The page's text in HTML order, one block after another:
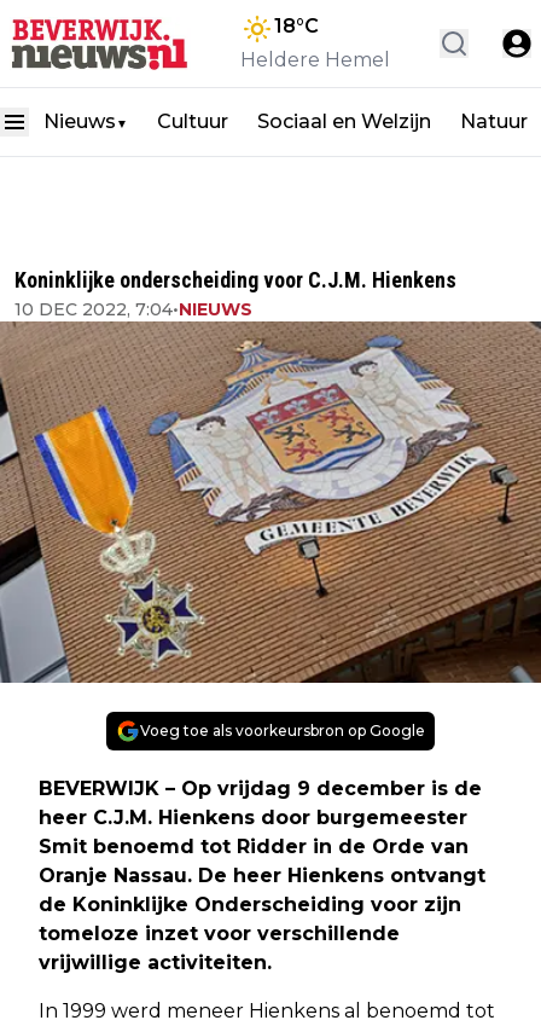
18°C
Heldere Hemel
Nieuws ▼ Cultuur Sociaal en Welzijn Natuur
Koninklijke onderscheiding voor C.J.M. Hienkens
10 DEC 2022, 7:04•NIEUWS
Voeg toe als voorkeursbron op Google
BEVERWIJK – Op vrijdag 9 december is de
heer C.J.M. Hienkens door burgemeester
Smit benoemd tot Ridder in de Orde van
Oranje Nassau. De heer Hienkens ontvangt
de Koninklijke Onderscheiding voor zijn
tomeloze inzet voor verschillende
vrijwillige activiteiten.
In 1999 werd meneer Hienkens al benoemd tot